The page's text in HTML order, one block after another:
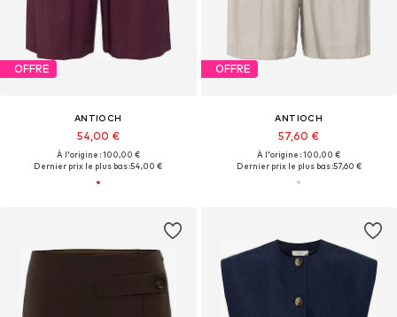
OFFRE
ANTIOCH
54,00 €
À l'origine : 100,00 €
Dernier prix le plus bas :54,00 €
OFFRE
ANTIOCH
57,60 €
À l'origine : 100,00 €
Dernier prix le plus bas :57,60 €